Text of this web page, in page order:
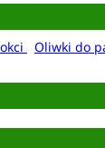
Oliwki do